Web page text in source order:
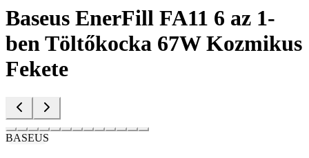
Baseus EnerFill FA11 6 az 1-
ben Töltőkocka 67W Kozmikus
Fekete
BASEUS